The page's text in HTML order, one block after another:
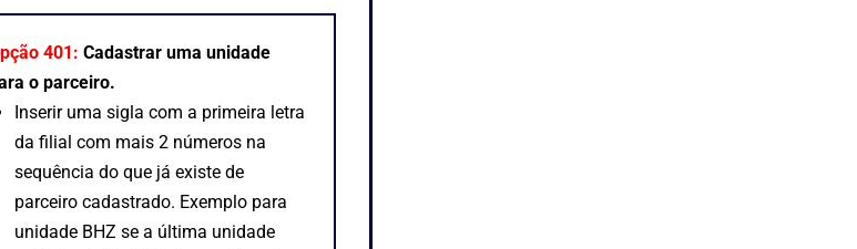
401: Cadastrar uma unidade
o parceiro.
Inserir uma sigla com a primeira letra
da filial com mais 2 números na
sequência do que já existe de
parceiro cadastrado. Exemplo para
unidade BHZ se a última unidade